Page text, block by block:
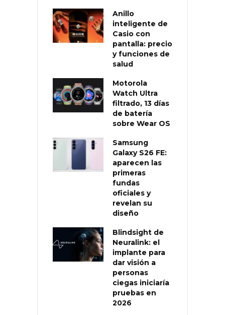
Anillo
inteligente de
Casio con
pantalla: precio
y funciones de
salud
Motorola
Watch Ultra
filtrado, 13 días
de batería
sobre Wear OS
Samsung
Galaxy S26 FE:
aparecen las
primeras
fundas
oficiales y
revelan su
diseño
Blindsight de
Neuralink: el
implante para
dar visión a
personas
ciegas iniciaría
pruebas en
2026